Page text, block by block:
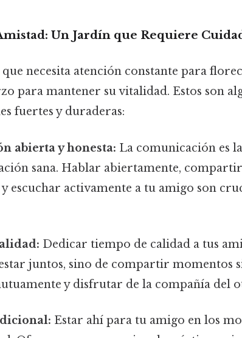
Un Jardín que Requiere
necesita atención constante para
para mantener su vitalidad. Estos son
fuertes y duraderas:
abierta y honesta: La comunicación es
sana. Hablar abiertamente,
escuchar activamente a tu amigo son
Dedicar tiempo de calidad a tus
juntos, sino de compartir momentos
y disfrutar de la compañía del
Estar ahí para tu amigo en los